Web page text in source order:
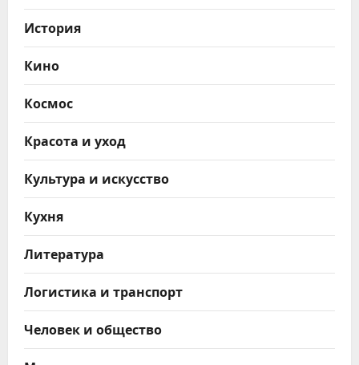
История
Кино
Космос
Красота и уход
Культура и искусство
Кухня
Литература
Логистика и транспорт
Человек и общество